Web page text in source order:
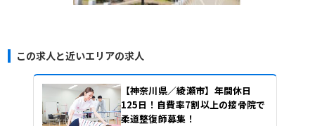
この求人と近いエリアの求人
【神奈川県／綾瀬市】年間休日
125日！自費率7割以上の接骨院で
柔道整復師募集！